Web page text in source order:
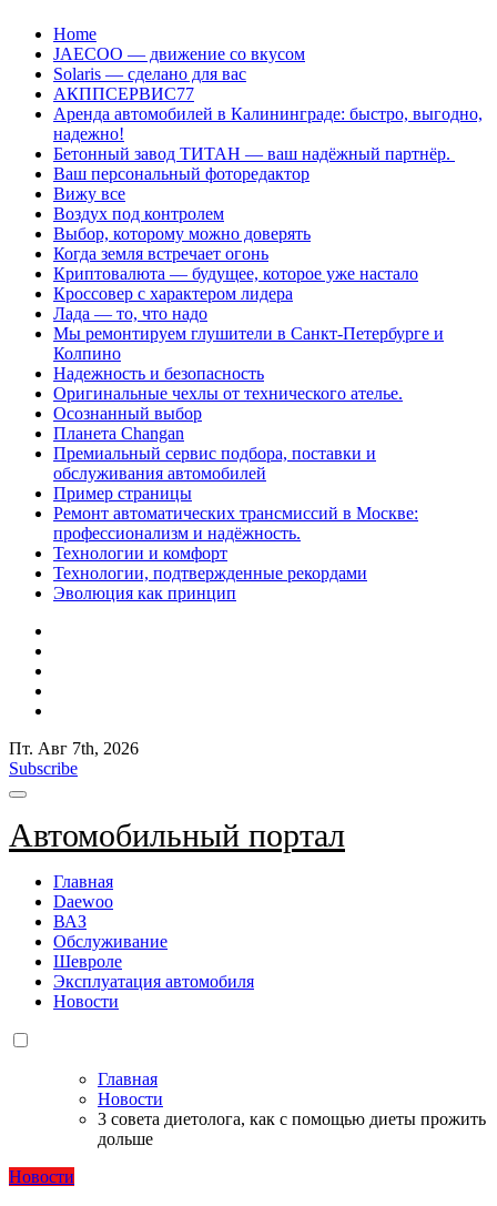
Перейти
содержанию
Home
JAECOO — движение со вкусом
Solaris — сделано для вас
АКППСЕРВИС77
Аренда автомобилей в Калининграде: быстро, выгодно,
надежно!
Бетонный завод ТИТАН — ваш надёжный партнёр.
Ваш персональный фоторедактор
Вижу все
Воздух под контролем
Выбор, которому можно доверять
Когда земля встречает огонь
Криптовалюта — будущее, которое уже настало
Кроссовер с характером лидера
Лада — то, что надо
Мы ремонтируем глушители в Санкт-Петербурге и
Колпино
Надежность и безопасность
Оригинальные чехлы от технического ателье.
Осознанный выбор
Планета Changan
Премиальный сервис подбора, поставки и
обслуживания автомобилей
Пример страницы
Ремонт автоматических трансмиссий в Москве:
профессионализм и надёжность.
Технологии и комфорт
Технологии, подтвержденные рекордами
Эволюция как принцип
Пт. Авг 7th, 2026
Subscribe
Автомобильный портал
Главная
Daewoo
ВАЗ
Обслуживание
Шевроле
Эксплуатация автомобиля
Новости
Главная
Новости
3 совета диетолога, как с помощью диеты прожить
дольше
Новости